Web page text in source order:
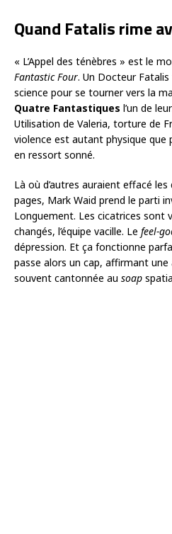
Quand Fatalis rime
« L’Appel des ténèbres » est le
Fantastic Four. Un Docteur
science pour se tourner vers la
Quatre Fantastiques l’un de
Utilisation de Valeria, torture de
violence est autant physique que
en ressort sonné.
Là où d’autres auraient effacé
pages, Mark Waid prend le parti
Longuement. Les cicatrices sont
changés, l’équipe vacille. Le feel-
dépression. Et ça fonctionne
passe alors un cap, affirmant
souvent cantonnée au soap